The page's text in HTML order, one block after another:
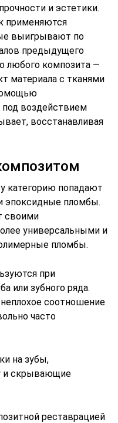
и эстетики.
применяются
выигрывают по
предыдущего
любого композита —
материала с тканями
под воздействием
восстанавливая
категорию попадают
эпоксидные пломбы.
своими
универсальными и
пломбы.
при
или зубного ряда.
соотношение
часто
на зубы,
и скрывающие
реставрацией